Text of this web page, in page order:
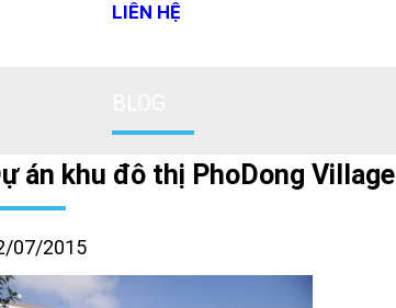
LIÊN HỆ
án khu đô thị PhoDong Village
07/2015